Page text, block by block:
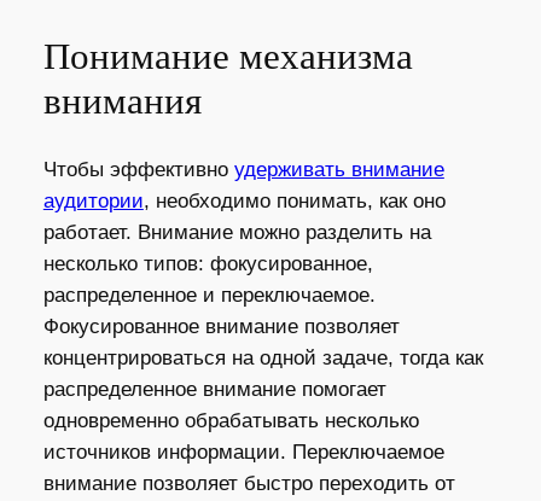
Понимание механизма
внимания
Чтобы эффективно удерживать внимание
аудитории, необходимо понимать, как оно
работает. Внимание можно разделить на
несколько типов: фокусированное,
распределенное и переключаемое.
Фокусированное внимание позволяет
концентрироваться на одной задаче, тогда как
распределенное внимание помогает
одновременно обрабатывать несколько
источников информации. Переключаемое
внимание позволяет быстро переходить от